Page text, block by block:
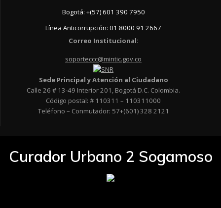
Bogotá: +(57) 601 390 7950
Línea Anticorrupción: 01 8000 91 2667
Correo Institucional:
soporteccc@mintic.gov.co
Sede Principal y Atención al Ciudadano
Calle 26 # 13-49 Interior 201, Bogotá D.C. Colombia.
Código postal: # 110311 – 110311000
Teléfono – Conmutador: 57+(601) 328 2121
Curador Urbano 2 Sogamoso